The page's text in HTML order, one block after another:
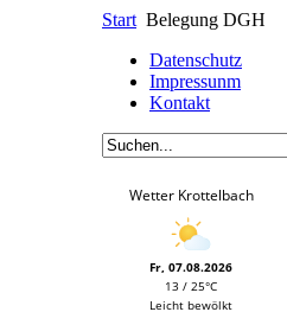
Start Belegung DGH
Datenschutz
Impressunm
Kontakt
Wetter Krottelbach
Fr, 07.08.2026
13 / 25°C
Leicht bewölkt